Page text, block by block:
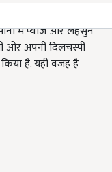
में प्याज और लहसुन
ओर अपनी दिलचस्पी
है. यही वजह है